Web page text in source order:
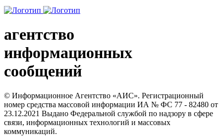
агентство
информационных
сообщений
© Информационное Агентство «АИС». Регистрационный
номер средства массовой информации ИА № ФС 77 - 82480 от
23.12.2021 Выдано Федеральной службой по надзору в сфере
связи, информационных технологий и массовых
коммуникаций.